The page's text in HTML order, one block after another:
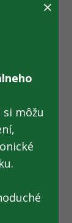
na
a
daňový
pre
pre oblasť
–
×
môžu